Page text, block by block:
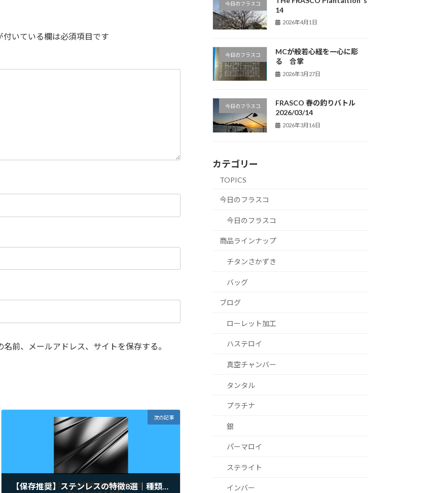
付いている欄は必須項目です
前、メールアドレス、サイトを保存する。
次の記事
【保存推奨】ステンレスの特徴8選｜種類や鉄との違いについても解説
今日のフラスコ
14
2026年4月1日
今日のフラスコ
MCが般若心経を一心に彫
る 合掌
2026年3月27日
今日のフラスコ
FRASCO 春の釣りバトル
2026/03/14
2026年3月16日
カテゴリー
TOPICS
今日のフラスコ
今日のフラスコ
商品ラインナップ
チタンさかずき
バッグ
ブログ
ローレット加工
ハステロイ
真空チャンバー
タンタル
プラチナ
銀
パーマロイ
ステライト
インバー